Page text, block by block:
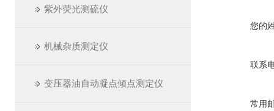
紫外荧光测硫仪
机械杂质测定仪
变压器油自动凝点倾点测定仪
您的
联系
常用